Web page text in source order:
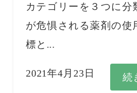
カテゴリーを３つに分
が危惧される薬剤の使
標と...
続
2021年4月23日